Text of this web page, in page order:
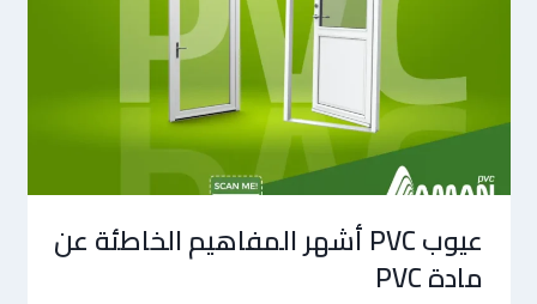
عيوب PVC أشهر المفاهيم الخاطئة عن
مادة PVC